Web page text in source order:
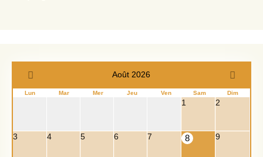
Août 2026
Lun Mar Mer Jeu Ven Sam Dim
1 2
3 4 5 6 7 8 9